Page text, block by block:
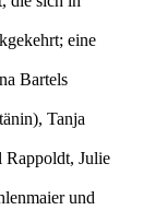
eine
Bartels
Tanja
Rappoldt, Julie
und